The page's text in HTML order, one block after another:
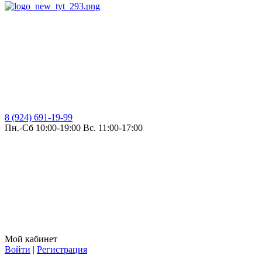
8 (924) 691-19-99
Пн.-Сб 10:00-19:00 Вс. 11:00-17:00
Мой кабинет
Войти | Регистрация